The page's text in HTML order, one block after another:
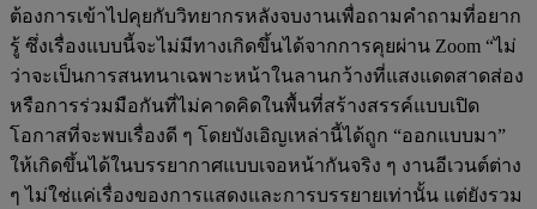
ต้องการเข้าไปคุยกับวิทยากรหลังจบงานเพื่อถามคำถามที่อยาก
รู้ ซึ่งเรื่องแบบนี้จะไม่มีทางเกิดขึ้นได้จากการคุยผ่าน Zoom “ไม่
ว่าจะเป็นการสนทนาเฉพาะหน้าในลานกว้างที่แสงแดดสาดส่อง
หรือการร่วมมือกันที่ไม่คาดคิดในพื้นที่สร้างสรรค์แบบเปิด
โอกาสที่จะพบเรื่องดี ๆ โดยบังเอิญเหล่านี้ได้ถูก “ออกแบบมา”
ให้เกิดขึ้นได้ในบรรยากาศแบบเจอหน้ากันจริง ๆ งานอีเวนต์ต่าง
ๆ ไม่ใช่แค่เรื่องของการแสดงและการบรรยายเท่านั้น แต่ยังรวม